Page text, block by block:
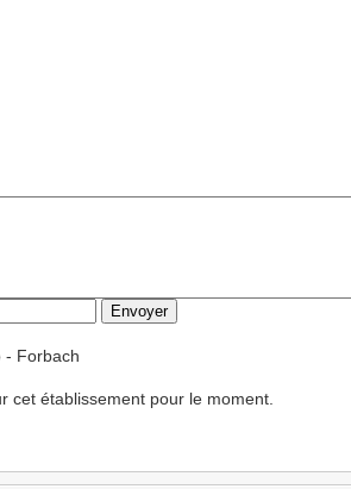
- Forbach
cet établissement pour le moment.